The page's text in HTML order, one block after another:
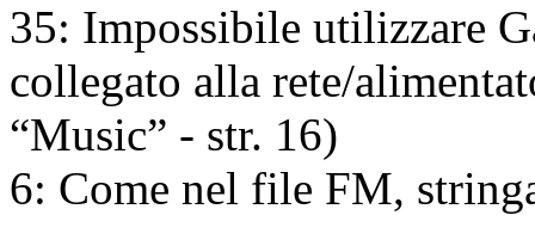
35: Impossibile utilizzare
collegato alla rete/
“Music” - str. 16)
6: Come nel file FM,